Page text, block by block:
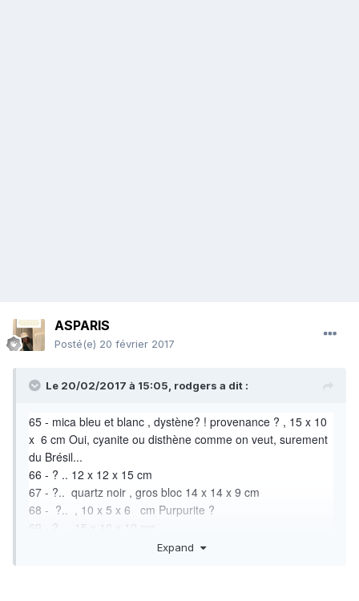
ASPARIS
Posté(e) 20 février 2017
Le 20/02/2017 à 15:05, rodgers a dit :
65 - mica bleu et blanc , dystène? ! provenance ? , 15 x 10
x 6 cm Oui, cyanite ou disthène comme on veut, surement
du Brésil...
66 - ? .. 12 x 12 x 15 cm
67 - ?.. quartz noir , gros bloc 14 x 14 x 9 cm
68 - ?.. , 10 x 5 x 6 cm Purpurite ?
69 - ? , 15 x 10 x 10 cm
Expand